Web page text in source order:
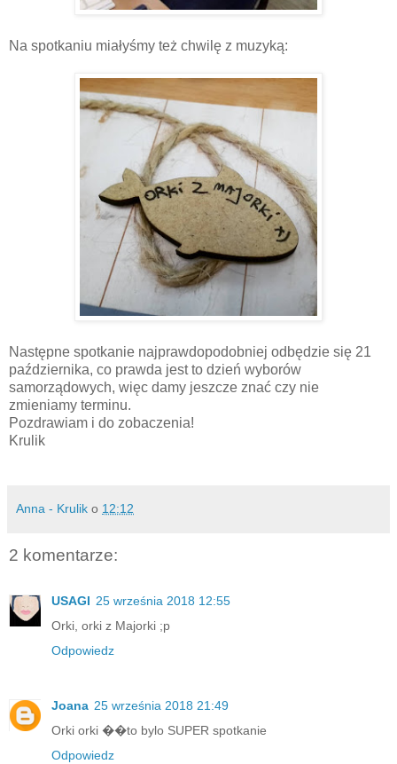
Na spotkaniu miałyśmy też chwilę z muzyką:
Następne spotkanie najprawdopodobniej odbędzie się 21
października, co prawda jest to dzień wyborów
samorządowych, więc damy jeszcze znać czy nie
zmieniamy terminu.
Pozdrawiam i do zobaczenia!
Krulik
Anna - Krulik o 12:12
2 komentarze:
USAGI 25 września 2018 12:55
Orki, orki z Majorki ;p
Odpowiedz
Joana 25 września 2018 21:49
Orki orki ��to bylo SUPER spotkanie
Odpowiedz